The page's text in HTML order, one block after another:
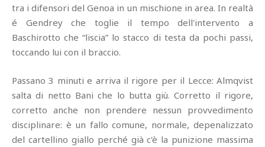
tra i difensori del Genoa in un mischione in area. In realtà
é Gendrey che toglie il tempo dell'intervento a
Baschirotto che “liscia” lo stacco di testa da pochi passi,
toccando lui con il braccio.
Passano 3 minuti e arriva il rigore per il Lecce: Almqvist
salta di netto Bani che lo butta giù. Corretto il rigore,
corretto anche non prendere nessun provvedimento
disciplinare: è un fallo comune, normale, depenalizzato
del cartellino giallo perché già c'è la punizione massima